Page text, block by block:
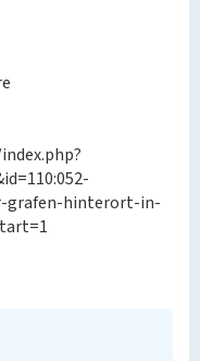
grafen-hinterort-in-